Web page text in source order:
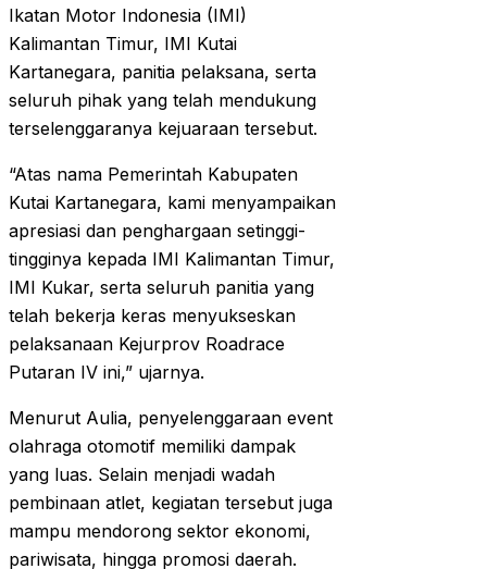
Ikatan Motor Indonesia (IMI)
Kalimantan Timur, IMI Kutai
Kartanegara, panitia pelaksana, serta
seluruh pihak yang telah mendukung
terselenggaranya kejuaraan tersebut.
“Atas nama Pemerintah Kabupaten
Kutai Kartanegara, kami menyampaikan
apresiasi dan penghargaan setinggi-
tingginya kepada IMI Kalimantan Timur,
IMI Kukar, serta seluruh panitia yang
telah bekerja keras menyukseskan
pelaksanaan Kejurprov Roadrace
Putaran IV ini,” ujarnya.
Menurut Aulia, penyelenggaraan event
olahraga otomotif memiliki dampak
yang luas. Selain menjadi wadah
pembinaan atlet, kegiatan tersebut juga
mampu mendorong sektor ekonomi,
pariwisata, hingga promosi daerah.